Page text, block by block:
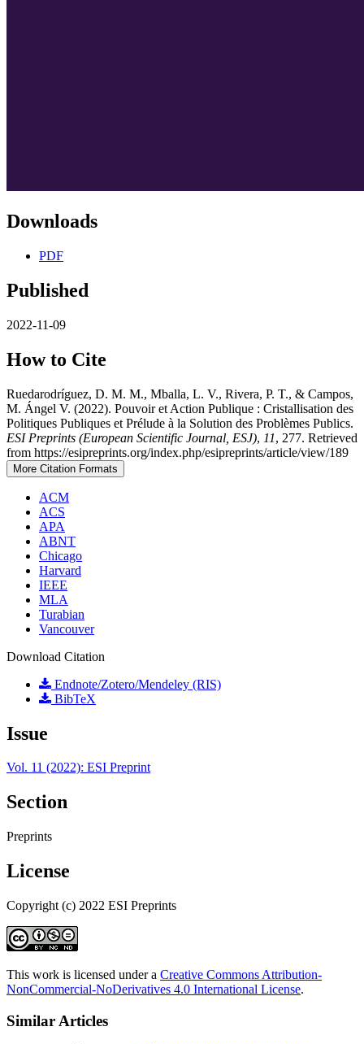
Downloads
PDF
Published
2022-11-09
How to Cite
Ruedarodríguez, D. M. M., Mballa, L. V., Rivera, P. T., & Campos,
M. Ángel V. (2022). Pouvoir et Action Publique : Cristallisation des
Politiques Publiques et Prélude à la Solution des Problèmes Publics.
ESI Preprints (European Scientific Journal, ESJ), 11, 277. Retrieved
from https://esipreprints.org/index.php/esipreprints/article/view/189
More Citation Formats
ACM
ACS
APA
ABNT
Chicago
Harvard
IEEE
MLA
Turabian
Vancouver
Download Citation
Endnote/Zotero/Mendeley (RIS)
BibTeX
Issue
Vol. 11 (2022): ESI Preprint
Section
Preprints
License
Copyright (c) 2022 ESI Preprints
This work is licensed under a Creative Commons Attribution-
NonCommercial-NoDerivatives 4.0 International License.
Similar Articles